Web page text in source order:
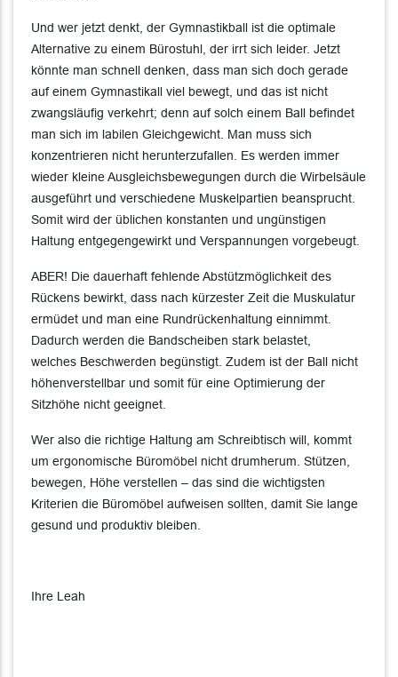
Und wer jetzt denkt, der Gymnastikball ist die optimale
Alternative zu einem Bürostuhl, der irrt sich leider. Jetzt
könnte man schnell denken, dass man sich doch gerade
auf einem Gymnastikall viel bewegt, und das ist nicht
zwangsläufig verkehrt; denn auf solch einem Ball befindet
man sich im labilen Gleichgewicht. Man muss sich
konzentrieren nicht herunterzufallen. Es werden immer
wieder kleine Ausgleichsbewegungen durch die Wirbelsäule
ausgeführt und verschiedene Muskelpartien beansprucht.
Somit wird der üblichen konstanten und ungünstigen
Haltung entgegengewirkt und Verspannungen vorgebeugt.
ABER! Die dauerhaft fehlende Abstützmöglichkeit des
Rückens bewirkt, dass nach kürzester Zeit die Muskulatur
ermüdet und man eine Rundrückenhaltung einnimmt.
Dadurch werden die Bandscheiben stark belastet,
welches Beschwerden begünstigt. Zudem ist der Ball nicht
höhenverstellbar und somit für eine Optimierung der
Sitzhöhe nicht geeignet.
Wer also die richtige Haltung am Schreibtisch will, kommt
um ergonomische Büromöbel nicht drumherum. Stützen,
bewegen, Höhe verstellen – das sind die wichtigsten
Kriterien die Büromöbel aufweisen sollten, damit Sie lange
gesund und produktiv bleiben.
Ihre Leah